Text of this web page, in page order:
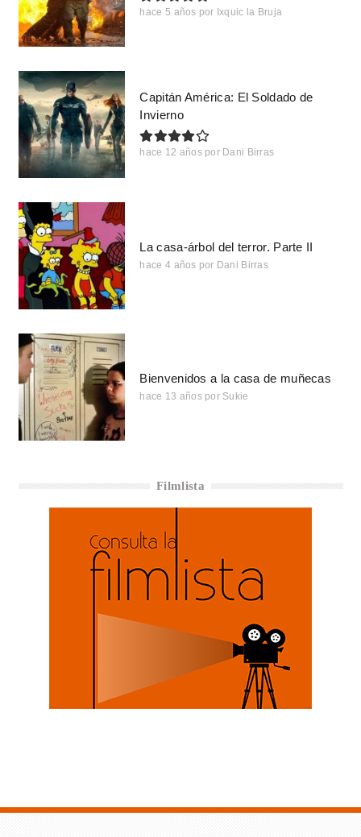
hace 5 años por Ixquic la Bruja
Capitán América: El Soldado de
Invierno
hace 12 años por Dani Birras
La casa-árbol del terror. Parte II
hace 4 años por Dani Birras
Bienvenidos a la casa de muñecas
hace 13 años por Sukie
Filmlista